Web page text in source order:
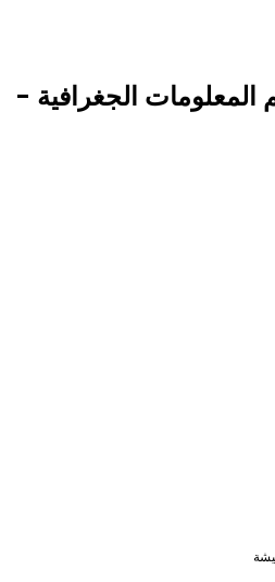
المعلومات الجغرافية -